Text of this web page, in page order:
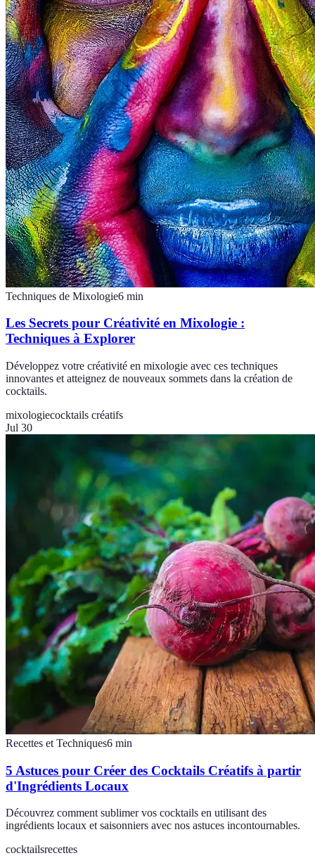
Techniques de Mixologie6 min
Les Secrets pour Créativité en Mixologie :
Techniques à Explorer
Développez votre créativité en mixologie avec ces techniques
innovantes et atteignez de nouveaux sommets dans la création de
cocktails.
mixologiecocktails créatifs
Jul 30
Recettes et Techniques6 min
5 Astuces pour Créer des Cocktails Créatifs à partir
d'Ingrédients Locaux
Découvrez comment sublimer vos cocktails en utilisant des
ingrédients locaux et saisonniers avec nos astuces incontournables.
cocktailsrecettes